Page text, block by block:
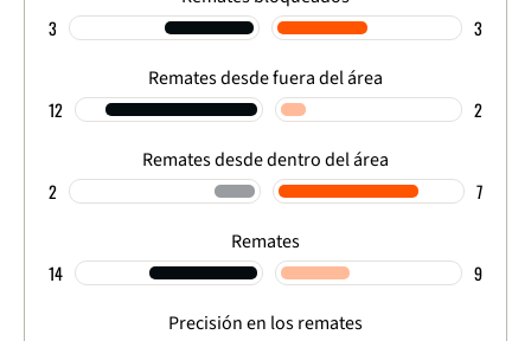
3 3
Remates desde fuera del área
12 2
Remates desde dentro del área
2 7
Remates
14 9
Precisión en los remates